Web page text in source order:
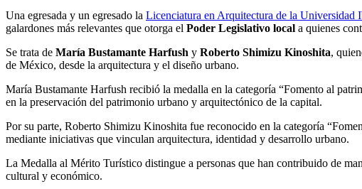
Una egresada y un egresado la Licenciatura en Arquitectura de la Universidad
galardones más relevantes que otorga el Poder Legislativo local a quienes
Se trata de María Bustamante Harfush y Roberto Shimizu Kinoshita,
de México, desde la arquitectura y el diseño urbano.
María Bustamante Harfush recibió la medalla en la categoría “Fomento al
en la preservación del patrimonio urbano y arquitectónico de la capital.
Por su parte, Roberto Shimizu Kinoshita fue reconocido en la categoría
mediante iniciativas que vinculan arquitectura, identidad y desarrollo urbano.
La Medalla al Mérito Turístico distingue a personas que han contribuido de
cultural y económico.